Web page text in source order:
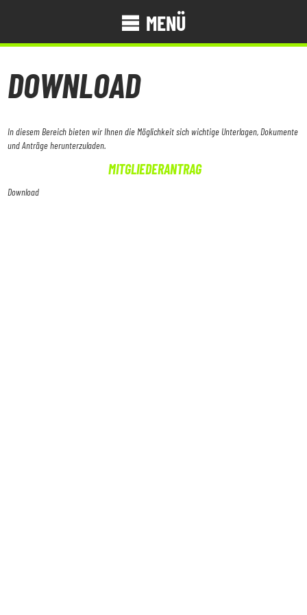
MENÜ
DOWNLOAD
In diesem Bereich bieten wir Ihnen die Möglichkeit sich wichtige Unterlagen, Dokumente
und Anträge herunterzuladen.
MITGLIEDERANTRAG
Download